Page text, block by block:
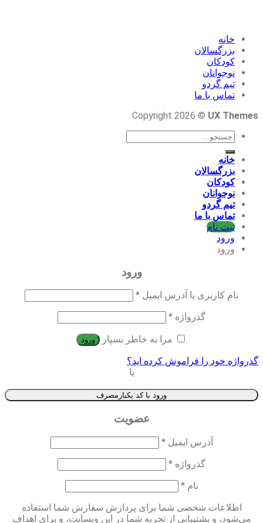
خانه
بزرگسالان
کودکان
نوجوانان
تیم گردو
تماس با ما
Copyright 2026 © UX Themes
جستجو
برای:
خانه
بزرگسالان
کودکان
نوجوانان
تیم گردو
تماس با ما
ثبت نام
ورود
ورود
ورود
نام کاربری یا آدرس ایمیل *
گذرواژه *
مرا به خاطر بسپار
ورود
گذرواژه خود را فراموش کرده اید؟
یا
ورود با کد یکبارمصرف
عضویت
آدرس ایمیل*
گذرواژه *
نام*
اطلاعات شخصی شما برای پردازش سفارش شما استفاده
می‌شود، و پشتیبانی از تجربه شما در این وبسایت، و برای اهداف